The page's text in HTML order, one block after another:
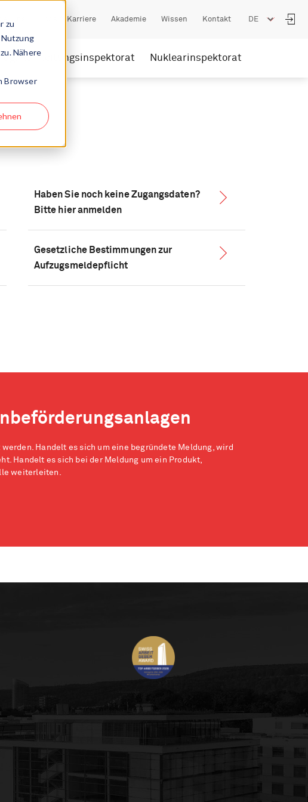
zu
Nähere
Browser
uns Jobs & Karriere Akademie Wissen Kontakt
Rohrleitungsinspektorat Nuklearinspektorat
Haben Sie noch keine Zugangsdaten?
Bitte hier anmelden
Gesetzliche Bestimmungen zur
Aufzugsmeldepflicht
Handelt es sich um eine begründete Meldung, wird
Handelt es sich bei der Meldung um ein Produkt,
weiterleiten.